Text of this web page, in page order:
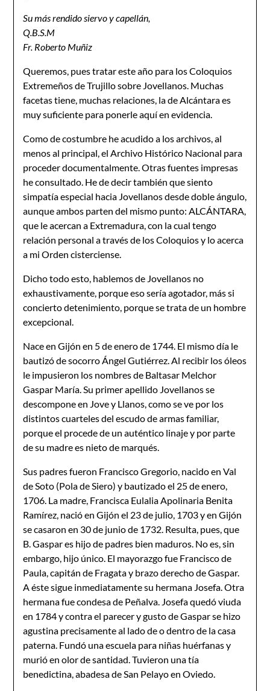
Su más rendido siervo y capellán,
Q.B.S.M
Fr. Roberto Muñiz
Queremos, pues tratar este año para los Coloquios
Extremeños de Trujillo sobre Jovellanos. Muchas
facetas tiene, muchas relaciones, la de Alcántara es
muy suficiente para ponerle aquí en evidencia.
Como de costumbre he acudido a los archivos, al
menos al principal, el Archivo Histórico Nacional para
proceder documentalmente. Otras fuentes impresas
he consultado. He de decir también que siento
simpatía especial hacia Jovellanos desde doble ángulo,
aunque ambos parten del mismo punto: ALCÁNTARA,
que le acercan a Extremadura, con la cual tengo
relación personal a través de los Coloquios y lo acerca
a mi Orden cisterciense.
Dicho todo esto, hablemos de Jovellanos no
exhaustivamente, porque eso sería agotador, más si
concierto detenimiento, porque se trata de un hombre
excepcional.
Nace en Gijón en 5 de enero de 1744. El mismo día le
bautizó de socorro Ángel Gutiérrez. Al recibir los óleos
le impusieron los nombres de Baltasar Melchor
Gaspar María. Su primer apellido Jovellanos se
descompone en Jove y Llanos, como se ve por los
distintos cuarteles del escudo de armas familiar,
porque el procede de un auténtico linaje y por parte
de su madre es nieto de marqués.
Sus padres fueron Francisco Gregorio, nacido en Val
de Soto (Pola de Siero) y bautizado el 25 de enero,
1706. La madre, Francisca Eulalia Apolinaria Benita
Ramírez, nació en Gijón el 23 de julio, 1703 y en Gijón
se casaron en 30 de junio de 1732. Resulta, pues, que
B. Gaspar es hijo de padres bien maduros. No es, sin
embargo, hijo único. El mayorazgo fue Francisco de
Paula, capitán de Fragata y brazo derecho de Gaspar.
A éste sigue inmediatamente su hermana Josefa. Otra
hermana fue condesa de Peñalva. Josefa quedó viuda
en 1784 y contra el parecer y gusto de Gaspar se hizo
agustina precisamente al lado de o dentro de la casa
paterna. Fundó una escuela para niñas huérfanas y
murió en olor de santidad. Tuvieron una tía
benedictina, abadesa de San Pelayo en Oviedo.